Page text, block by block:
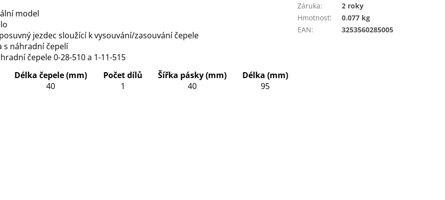
model
jezdec sloužící k vysouvání/zasouvání čepele
s náhradní čepelí
čepele 0-28-510 a 1-11-515
Délka čepele (mm) Počet dílů Šířka pásky (mm)
Délka (mm)
40 1 40 95
Záruka:
2 roky
Hmotnosť:
0.077 kg
EAN: 3253560285005